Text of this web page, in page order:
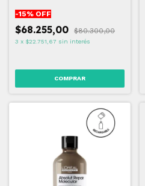
-15% OFF
$68.255,00 $80.300,00
3 x $22.751,67 sin interés